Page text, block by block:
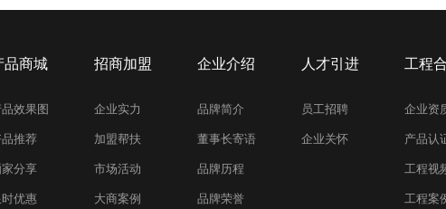
品商城
品效果图
推荐
家分享
时优惠
招商加盟
企业实力
加盟帮扶
市场活动
大商案例
企业介绍
品牌简介
董事长寄语
品牌历程
品牌荣誉
人才引进
员工招聘
企业关怀
工程
企业资
产品认
工程视
工程案